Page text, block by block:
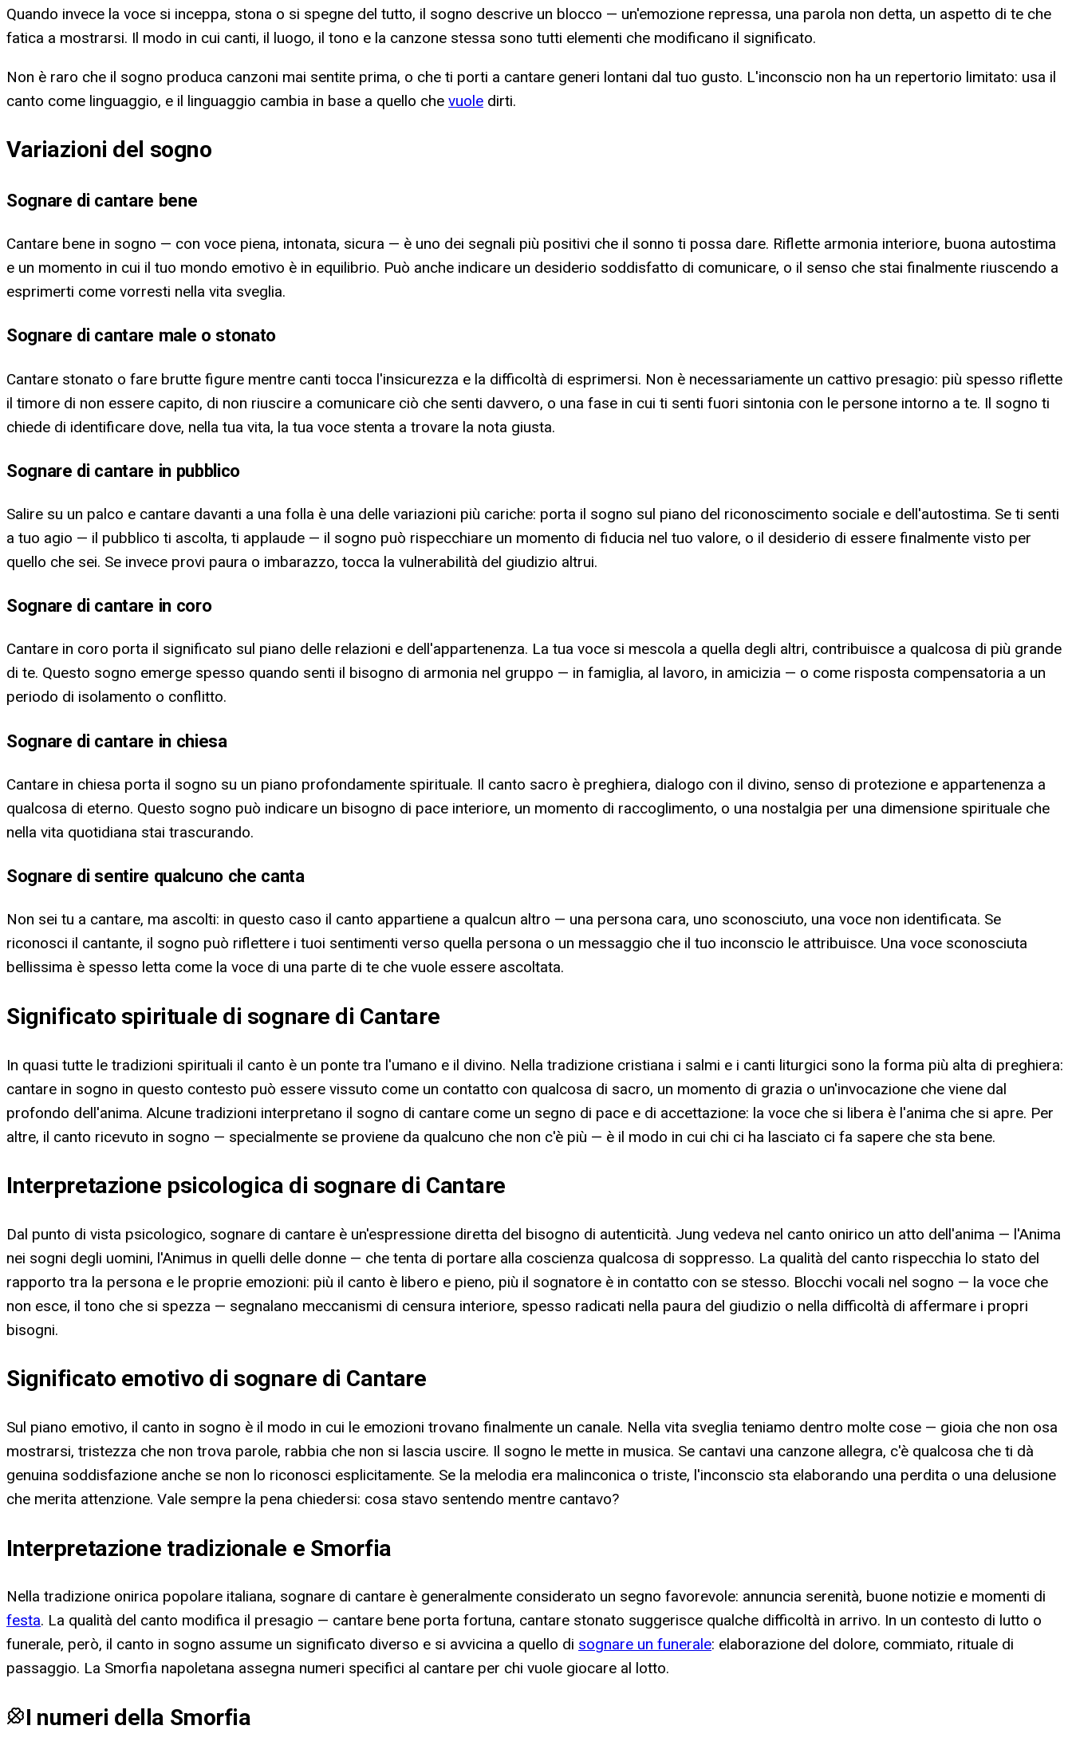
Quando invece la voce si inceppa, stona o si spegne del tutto, il sogno descrive un blocco — un'emozione repressa, una parola non detta, un aspetto di te che
fatica a mostrarsi. Il modo in cui canti, il luogo, il tono e la canzone stessa sono tutti elementi che modificano il significato.
Non è raro che il sogno produca canzoni mai sentite prima, o che ti porti a cantare generi lontani dal tuo gusto. L'inconscio non ha un repertorio limitato: usa il
canto come linguaggio, e il linguaggio cambia in base a quello che vuole dirti.
Variazioni del sogno
Sognare di cantare bene
Cantare bene in sogno — con voce piena, intonata, sicura — è uno dei segnali più positivi che il sonno ti possa dare. Riflette armonia interiore, buona autostima
e un momento in cui il tuo mondo emotivo è in equilibrio. Può anche indicare un desiderio soddisfatto di comunicare, o il senso che stai finalmente riuscendo a
esprimerti come vorresti nella vita sveglia.
Sognare di cantare male o stonato
Cantare stonato o fare brutte figure mentre canti tocca l'insicurezza e la difficoltà di esprimersi. Non è necessariamente un cattivo presagio: più spesso riflette
il timore di non essere capito, di non riuscire a comunicare ciò che senti davvero, o una fase in cui ti senti fuori sintonia con le persone intorno a te. Il sogno ti
chiede di identificare dove, nella tua vita, la tua voce stenta a trovare la nota giusta.
Sognare di cantare in pubblico
Salire su un palco e cantare davanti a una folla è una delle variazioni più cariche: porta il sogno sul piano del riconoscimento sociale e dell'autostima. Se ti senti
a tuo agio — il pubblico ti ascolta, ti applaude — il sogno può rispecchiare un momento di fiducia nel tuo valore, o il desiderio di essere finalmente visto per
quello che sei. Se invece provi paura o imbarazzo, tocca la vulnerabilità del giudizio altrui.
Sognare di cantare in coro
Cantare in coro porta il significato sul piano delle relazioni e dell'appartenenza. La tua voce si mescola a quella degli altri, contribuisce a qualcosa di più grande
di te. Questo sogno emerge spesso quando senti il bisogno di armonia nel gruppo — in famiglia, al lavoro, in amicizia — o come risposta compensatoria a un
periodo di isolamento o conflitto.
Sognare di cantare in chiesa
Cantare in chiesa porta il sogno su un piano profondamente spirituale. Il canto sacro è preghiera, dialogo con il divino, senso di protezione e appartenenza a
qualcosa di eterno. Questo sogno può indicare un bisogno di pace interiore, un momento di raccoglimento, o una nostalgia per una dimensione spirituale che
nella vita quotidiana stai trascurando.
Sognare di sentire qualcuno che canta
Non sei tu a cantare, ma ascolti: in questo caso il canto appartiene a qualcun altro — una persona cara, uno sconosciuto, una voce non identificata. Se
riconosci il cantante, il sogno può riflettere i tuoi sentimenti verso quella persona o un messaggio che il tuo inconscio le attribuisce. Una voce sconosciuta
bellissima è spesso letta come la voce di una parte di te che vuole essere ascoltata.
Significato spirituale di sognare di Cantare
In quasi tutte le tradizioni spirituali il canto è un ponte tra l'umano e il divino. Nella tradizione cristiana i salmi e i canti liturgici sono la forma più alta di preghiera:
cantare in sogno in questo contesto può essere vissuto come un contatto con qualcosa di sacro, un momento di grazia o un'invocazione che viene dal
profondo dell'anima. Alcune tradizioni interpretano il sogno di cantare come un segno di pace e di accettazione: la voce che si libera è l'anima che si apre. Per
altre, il canto ricevuto in sogno — specialmente se proviene da qualcuno che non c'è più — è il modo in cui chi ci ha lasciato ci fa sapere che sta bene.
Interpretazione psicologica di sognare di Cantare
Dal punto di vista psicologico, sognare di cantare è un'espressione diretta del bisogno di autenticità. Jung vedeva nel canto onirico un atto dell'anima — l'Anima
nei sogni degli uomini, l'Animus in quelli delle donne — che tenta di portare alla coscienza qualcosa di soppresso. La qualità del canto rispecchia lo stato del
rapporto tra la persona e le proprie emozioni: più il canto è libero e pieno, più il sognatore è in contatto con se stesso. Blocchi vocali nel sogno — la voce che
non esce, il tono che si spezza — segnalano meccanismi di censura interiore, spesso radicati nella paura del giudizio o nella difficoltà di affermare i propri
bisogni.
Significato emotivo di sognare di Cantare
Sul piano emotivo, il canto in sogno è il modo in cui le emozioni trovano finalmente un canale. Nella vita sveglia teniamo dentro molte cose — gioia che non osa
mostrarsi, tristezza che non trova parole, rabbia che non si lascia uscire. Il sogno le mette in musica. Se cantavi una canzone allegra, c'è qualcosa che ti dà
genuina soddisfazione anche se non lo riconosci esplicitamente. Se la melodia era malinconica o triste, l'inconscio sta elaborando una perdita o una delusione
che merita attenzione. Vale sempre la pena chiedersi: cosa stavo sentendo mentre cantavo?
Interpretazione tradizionale e Smorfia
Nella tradizione onirica popolare italiana, sognare di cantare è generalmente considerato un segno favorevole: annuncia serenità, buone notizie e momenti di
festa. La qualità del canto modifica il presagio — cantare bene porta fortuna, cantare stonato suggerisce qualche difficoltà in arrivo. In un contesto di lutto o
funerale, però, il canto in sogno assume un significato diverso e si avvicina a quello di sognare un funerale: elaborazione del dolore, commiato, rituale di
passaggio. La Smorfia napoletana assegna numeri specifici al cantare per chi vuole giocare al lotto.
I numeri della Smorfia